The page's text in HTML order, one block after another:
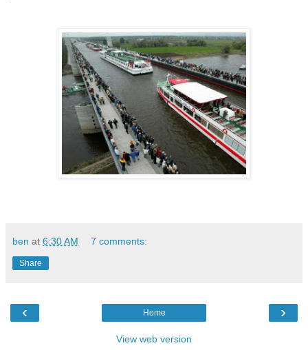
ben at 6:30 AM 7 comments:
Share
‹ ›
Home
View web version